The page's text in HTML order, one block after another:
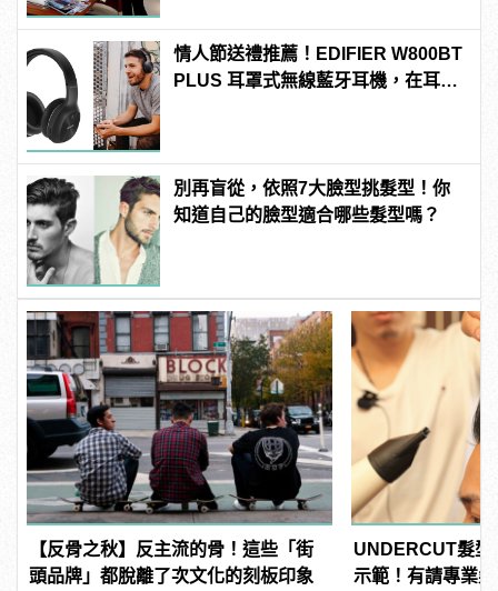
情人節送禮推薦！EDIFIER W800BT
PLUS 耳罩式無線藍牙耳機，在耳邊
別再盲從，依照7大臉型挑髮型！你
知道自己的臉型適合哪些髮型嗎？
【反骨之秋】反主流的骨！這些「街
頭品牌」都脫離了次文化的刻板印象
UNDERCUT髮型
示範！有請專業